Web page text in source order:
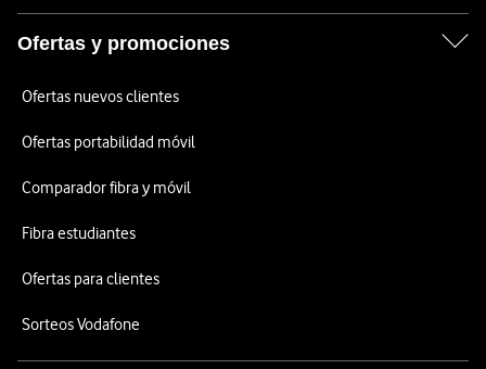
Ofertas y promociones
Ofertas nuevos clientes
Ofertas portabilidad móvil
Comparador fibra y móvil
Fibra estudiantes
Ofertas para clientes
Sorteos Vodafone